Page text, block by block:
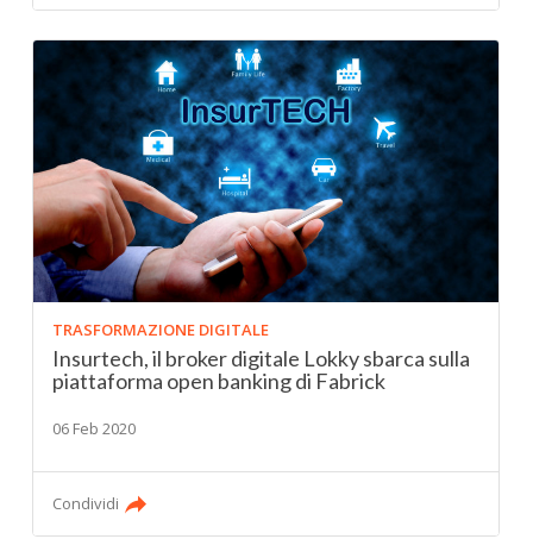
TRASFORMAZIONE DIGITALE
Insurtech, il broker digitale Lokky sbarca sulla
piattaforma open banking di Fabrick
06 Feb 2020
Condividi